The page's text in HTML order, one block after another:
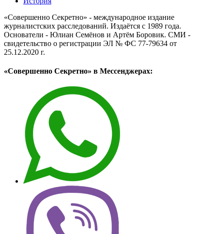
«Совершенно Секретно» - международное издание
журналистских расследований. Издаётся с 1989 года.
Основатели - Юлиан Семёнов и Артём Боровик. CМИ -
свидетельство о регистрации ЭЛ № ФС 77-79634 от
25.12.2020 г.
«Совершенно Секретно» в Мессенджерах: